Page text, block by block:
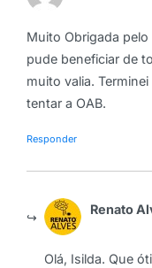
Muito Obrigada
pude beneficiar de
muito valia.
tentar a OAB.
Responder
Renato
Olá, Isilda. Que